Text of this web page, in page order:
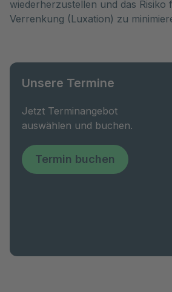
wiederherzustellen und das Risiko
Verrenkung (Luxation) zu
Unsere Termine
Jetzt Terminangebot
auswählen und buchen.
Termin buchen